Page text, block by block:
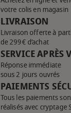
votre colis en magasin
LIVRAISON
Livraison offerte à
de 299€ d’achat
SERVICE APRÈS
Réponse immédiate
sous 2 jours ouvrés
PAIEMENTS
Tous les paiements
réalisés avec cryptage